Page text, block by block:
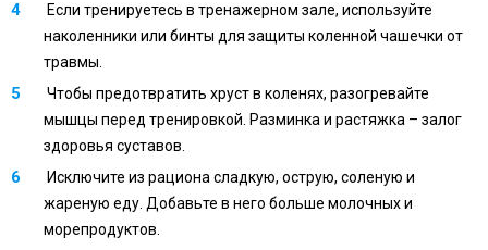
Если тренируетесь в тренажерном зале, используйте
наколенники или бинты для защиты коленной чашечки от
травмы.
Чтобы предотвратить хруст в коленях, разогревайте
мышцы перед тренировкой. Разминка и растяжка – залог
здоровья суставов.
Исключите из рациона сладкую, острую, соленую и
жареную еду. Добавьте в него больше молочных и
морепродуктов.